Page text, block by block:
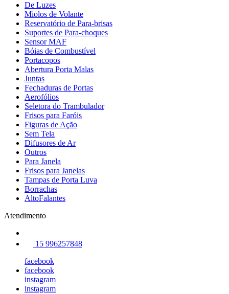
De Luzes
Miolos de Volante
Reservatório de Para-brisas
Suportes de Para-choques
Sensor MAF
Bóias de Combustível
Portacopos
Abertura Porta Malas
Juntas
Fechaduras de Portas
Aerofólios
Seletora do Trambulador
Frisos para Faróis
Figuras de Ação
Sem Tela
Difusores de Ar
Outros
Para Janela
Frisos para Janelas
Tampas de Porta Luva
Borrachas
AltoFalantes
Atendimento
15 996257848
facebook
facebook
instagram
instagram